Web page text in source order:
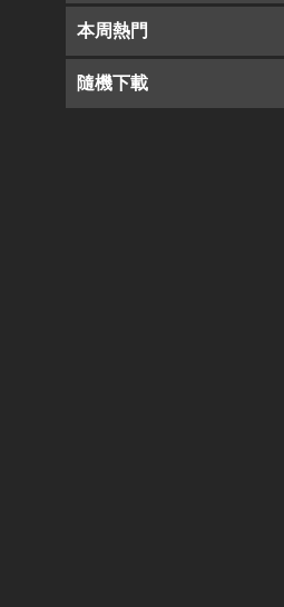
本周熱門
隨機下載